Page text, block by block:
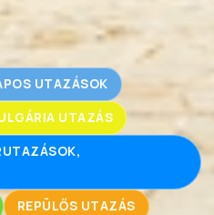
UTAZÁSOK
UTAZÁS
REPÜLŐS UTAZÁS